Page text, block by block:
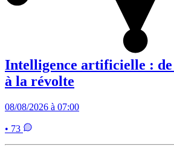
Intelligence artificielle :
à la révolte
08/08/2026 à 07:00
• 73